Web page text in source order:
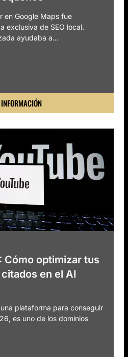
en Google Maps fue
exclusiva de SEO local.
ayudaba a...
Cómo optimizar tus
en el AI
plataforma para conseguir
es uno de los dominios